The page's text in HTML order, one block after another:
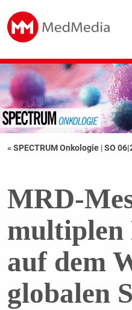
« SPECTRUM Onkologie |SO
MRD-
multiplen
auf dem
globalen